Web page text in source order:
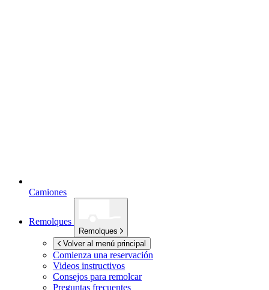
Camiones
Remolques
Remolques
Volver al menú principal
Comienza una reservación
Videos instructivos
Consejos para remolcar
Preguntas frecuentes